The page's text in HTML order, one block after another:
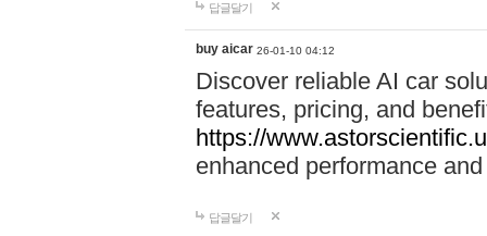
답글달기
buy aicar 26-01-10 04:12
Discover reliable AI car
features, pricing, and
https://
enhanced performance
답글달기